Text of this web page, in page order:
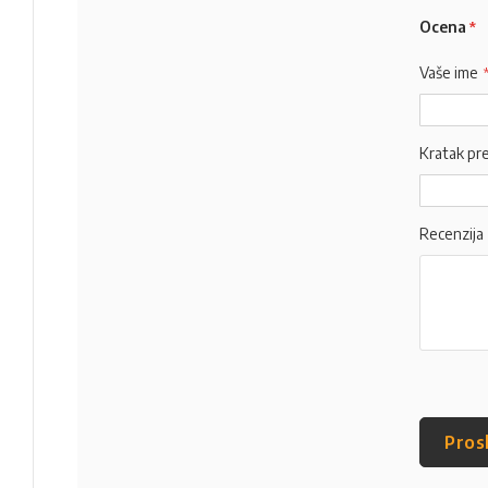
Ocena
Vaše ime
Kratak
Recenzija